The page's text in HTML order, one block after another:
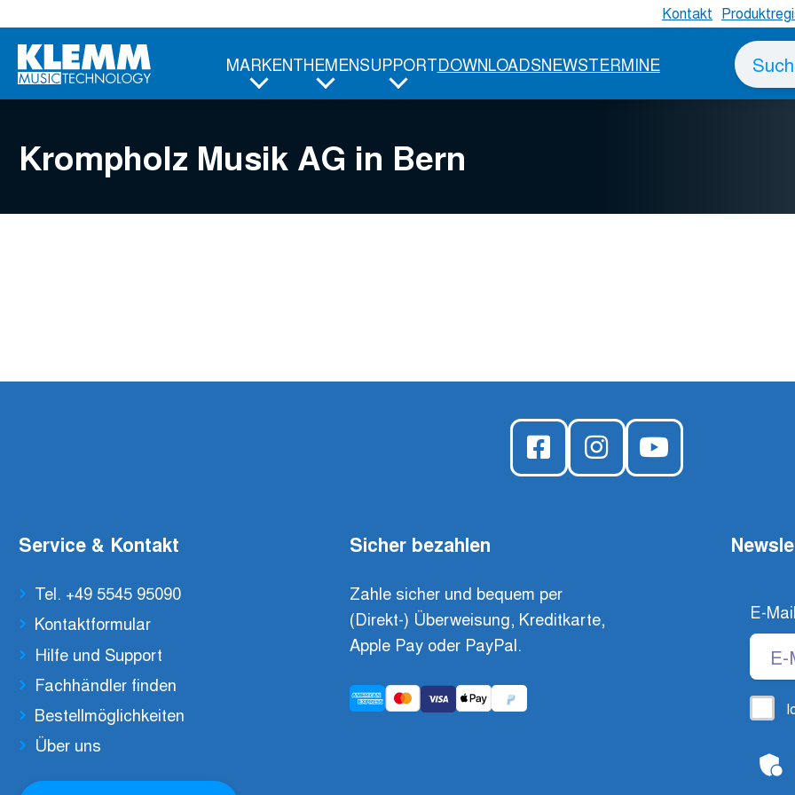
Hauptinhalt
Kontakt
MARKENTHEMENSUPPORTDOWNLOADSNEWSTERMINE
Suche
nach
Krompholz Musik AG in Bern
Service & Kontakt
Tel. +49 5545 95090
Kontaktformular
Hilfe und Support
Fachhändler finden
Bestellmöglichkeiten
Über uns
Sicher bezahlen
Zahle sicher und bequem per
(Direkt-) Überweisung, Kreditkarte,
Apple Pay oder PayPal.
E-Mail